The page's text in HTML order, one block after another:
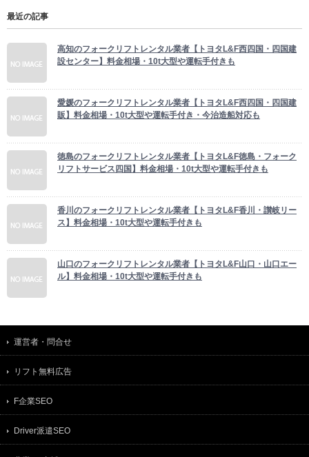
最近の記事
高知のフォークリフトレンタル業者【トヨタL&F西四国・四国建
設センター】料金相場・10t大型や運転手付きも
愛媛のフォークリフトレンタル業者【トヨタL&F西四国・四国建
販】料金相場・10t大型や運転手付き・今治造船対応も
徳島のフォークリフトレンタル業者【トヨタL&F徳島・フォーク
リフトサービス四国】料金相場・10t大型や運転手付きも
香川のフォークリフトレンタル業者【トヨタL&F香川・讃岐リー
ス】料金相場・10t大型や運転手付きも
山口のフォークリフトレンタル業者【トヨタL&F山口・山口エー
ル】料金相場・10t大型や運転手付きも
運営者・問合せ
リフト無料広告
F企業SEO
Driver派遣SEO